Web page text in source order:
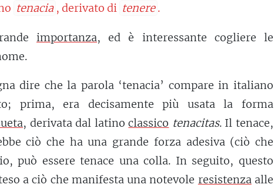
tenacia , derivato di tenere .
importanza, ed è interessante cogliere le
dire che la parola ‘tenacia’ compare in italiano
prima, era decisamente più usata la forma
, derivata dal latinoclassico tenacitas. Il tenace,
ciò che ha una grande forza adesiva (ciò che
può essere tenace una colla. In seguito, questo
a ciò che manifesta una notevole resistenzaalle